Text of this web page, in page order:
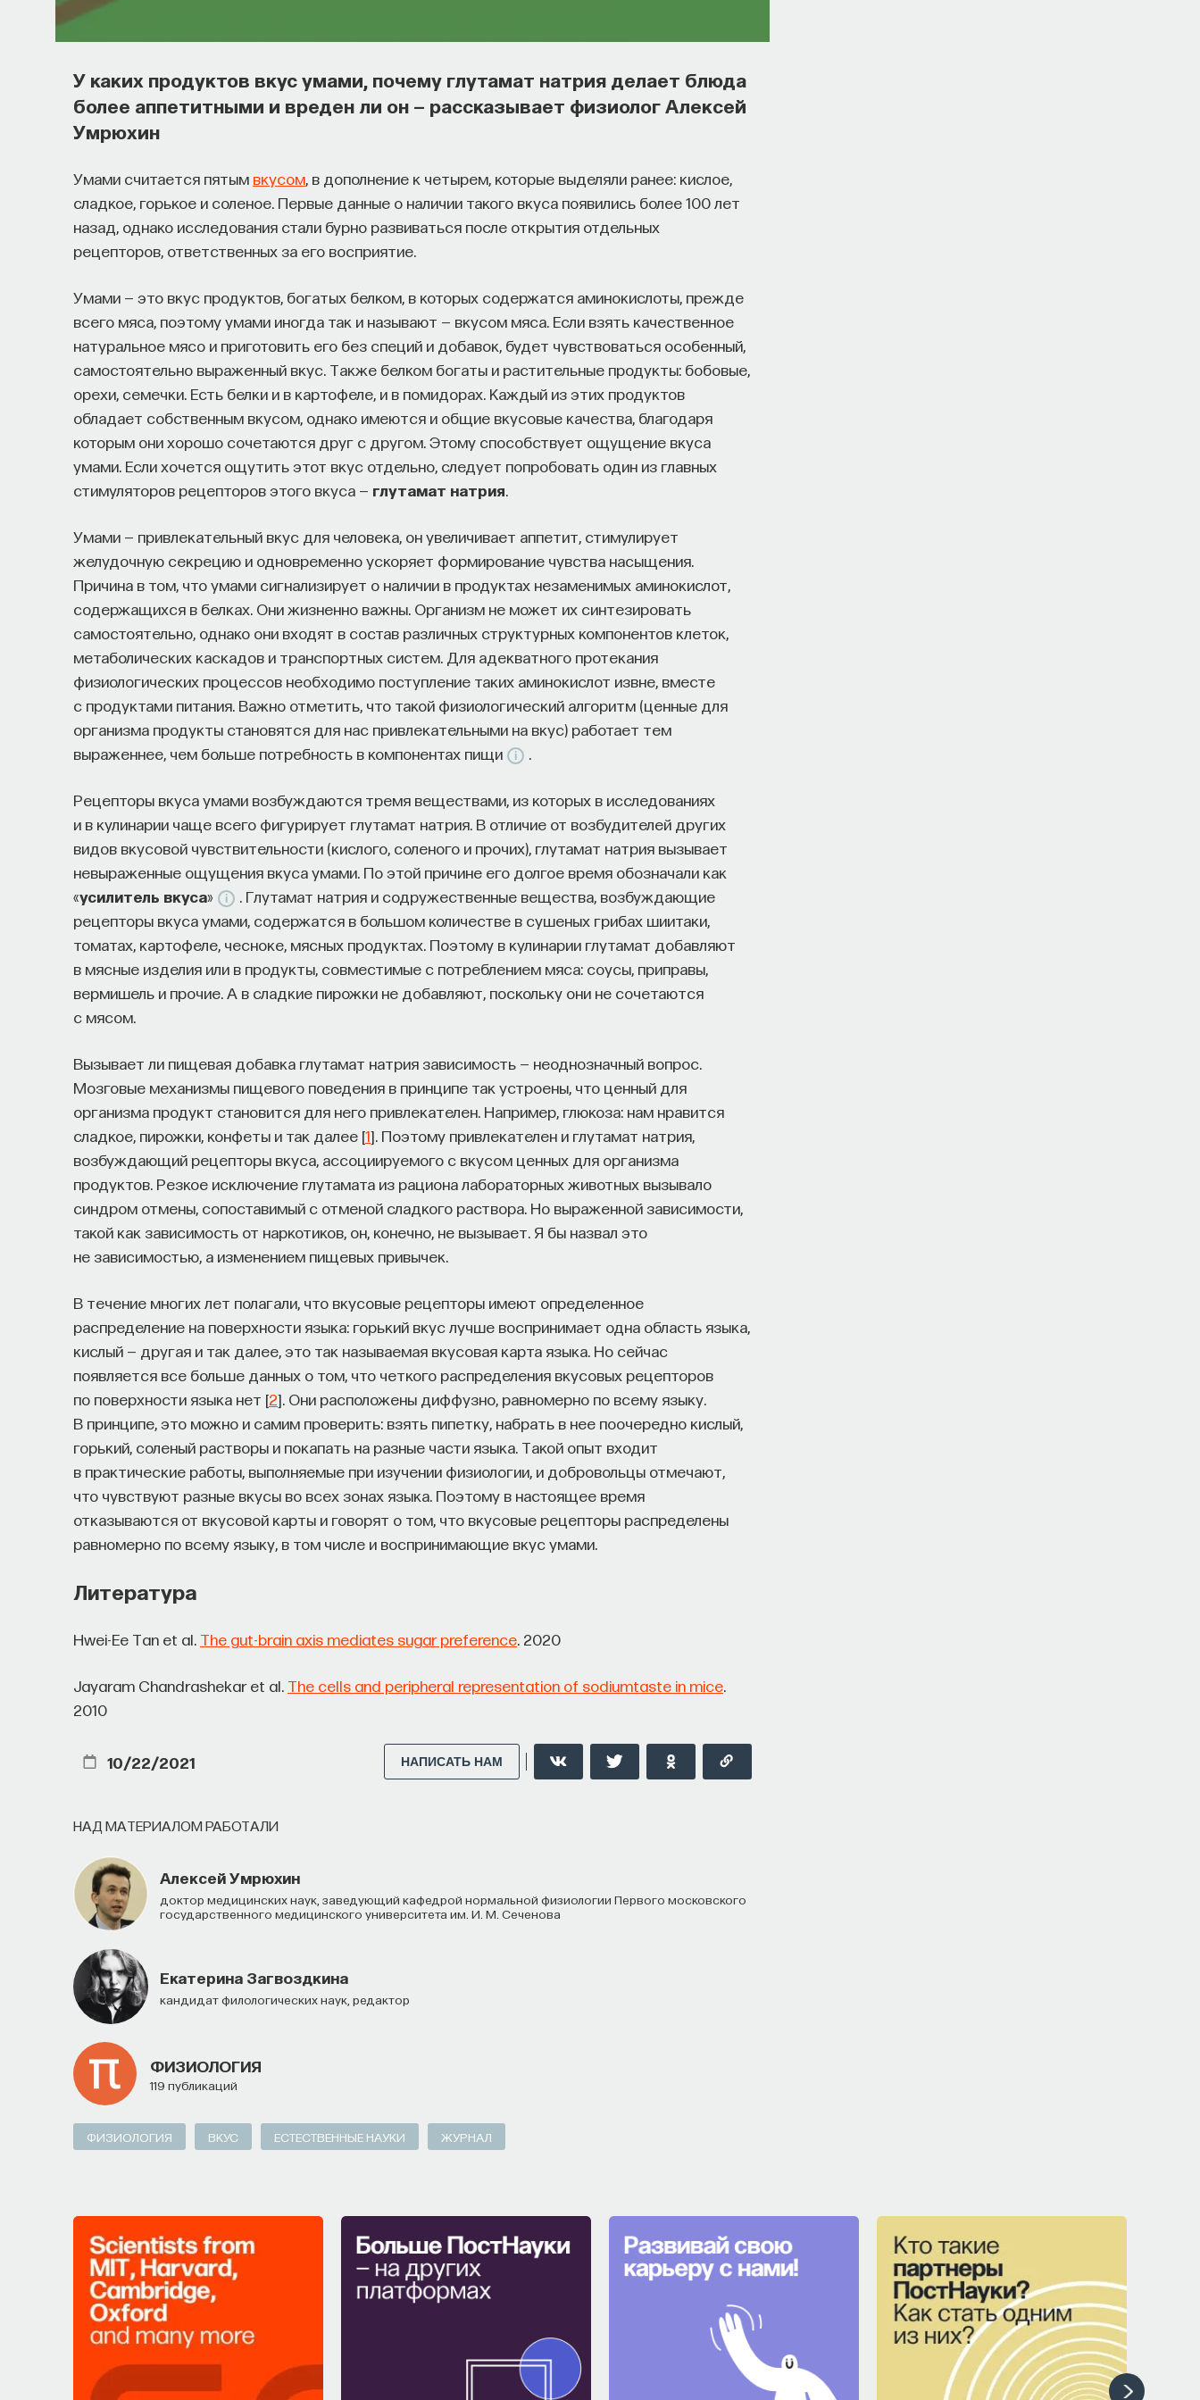
У каких продуктов вкус умами, почему глутамат натрия делает блюда
более аппетитными и вреден ли он — рассказывает физиолог Алексей
Умрюхин
Умами считается пятым вкусом, в дополнение к четырем, которые выделяли ранее: кислое,
сладкое, горькое и соленое. Первые данные о наличии такого вкуса появились более 100 лет
назад, однако исследования стали бурно развиваться после открытия отдельных
рецепторов, ответственных за его восприятие.
Умами — это вкус продуктов, богатых белком, в которых содержатся аминокислоты, прежде
всего мяса, поэтому умами иногда так и называют — вкусом мяса. Если взять качественное
натуральное мясо и приготовить его без специй и добавок, будет чувствоваться особенный,
самостоятельно выраженный вкус. Также белком богаты и растительные продукты: бобовые,
орехи, семечки. Есть белки и в картофеле, и в помидорах. Каждый из этих продуктов
обладает собственным вкусом, однако имеются и общие вкусовые качества, благодаря
которым они хорошо сочетаются друг с другом. Этому способствует ощущение вкуса
умами. Если хочется ощутить этот вкус отдельно, следует попробовать один из главных
стимуляторов рецепторов этого вкуса — глутамат натрия.
Умами — привлекательный вкус для человека, он увеличивает аппетит, стимулирует
желудочную секрецию и одновременно ускоряет формирование чувства насыщения.
Причина в том, что умами сигнализирует о наличии в продуктах незаменимых аминокислот,
содержащихся в белках. Они жизненно важны. Организм не может их синтезировать
самостоятельно, однако они входят в состав различных структурных компонентов клеток,
метаболических каскадов и транспортных систем. Для адекватного протекания
физиологических процессов необходимо поступление таких аминокислот извне, вместе
с продуктами питания. Важно отметить, что такой физиологический алгоритм (ценные для
организма продукты становятся для нас привлекательными на вкус) работает тем
выраженнее, чем больше потребность в компонентах пищи
.
Рецепторы вкуса умами возбуждаются тремя веществами, из которых в исследованиях
и в кулинарии чаще всего фигурирует глутамат натрия. В отличие от возбудителей других
видов вкусовой чувствительности (кислого, соленого и прочих), глутамат натрия вызывает
невыраженные ощущения вкуса умами. По этой причине его долгое время обозначали как
«усилитель вкуса»
. Глутамат натрия и содружественные вещества, возбуждающие
рецепторы вкуса умами, содержатся в большом количестве в сушеных грибах шиитаки,
томатах, картофеле, чесноке, мясных продуктах. Поэтому в кулинарии глутамат добавляют
в мясные изделия или в продукты, совместимые с потреблением мяса: соусы, приправы,
вермишель и прочие. А в сладкие пирожки не добавляют, поскольку они не сочетаются
с мясом.
Вызывает ли пищевая добавка глутамат натрия зависимость — неоднозначный вопрос.
Мозговые механизмы пищевого поведения в принципе так устроены, что ценный для
организма продукт становится для него привлекателен. Например, глюкоза: нам нравится
сладкое, пирожки, конфеты и так далее [1]. Поэтому привлекателен и глутамат натрия,
возбуждающий рецепторы вкуса, ассоциируемого с вкусом ценных для организма
продуктов. Резкое исключение глутамата из рациона лабораторных животных вызывало
синдром отмены, сопоставимый с отменой сладкого раствора. Но выраженной зависимости,
такой как зависимость от наркотиков, он, конечно, не вызывает. Я бы назвал это
не зависимостью, а изменением пищевых привычек.
В течение многих лет полагали, что вкусовые рецепторы имеют определенное
распределение на поверхности языка: горький вкус лучше воспринимает одна область языка,
кислый — другая и так далее, это так называемая вкусовая карта языка. Но сейчас
появляется все больше данных о том, что четкого распределения вкусовых рецепторов
по поверхности языка нет [2]. Они расположены диффузно, равномерно по всему языку.
В принципе, это можно и самим проверить: взять пипетку, набрать в нее поочередно кислый,
горький, соленый растворы и покапать на разные части языка. Такой опыт входит
в практические работы, выполняемые при изучении физиологии, и добровольцы отмечают,
что чувствуют разные вкусы во всех зонах языка. Поэтому в настоящее время
отказываются от вкусовой карты и говорят о том, что вкусовые рецепторы распределены
равномерно по всему языку, в том числе и воспринимающие вкус умами.
Литература
Hwei-Ee Tan et al. The gut-brain axis mediates sugar preference. 2020
Jayaram Chandrashekar et al. The cells and peripheral representation of sodiumtaste in mice.
2010
10/22/2021 НАПИСАТЬ НАМ
НАД МАТЕРИАЛОМ РАБОТАЛИ
Алексей Умрюхин
доктор медицинских наук, заведующий кафедрой нормальной физиологии Первого московского
государственного медицинского университета им. И. М. Сеченова
Екатерина Загвоздкина
кандидат филологических наук, редактор
ФИЗИОЛОГИЯ
119 публикаций
ФИЗИОЛОГИЯ ВКУС ЕСТЕСТВЕННЫЕ НАУКИ ЖУРНАЛ
Основатель ПостНауки Ивар Максутов запускает сервис, который
поможет найти свою нишу в глобальных deep tech и биотех компаниях
В 2012 годуИвар Максутовсоздал проект ПостНаука, который дал голос учёным и навсегда
изменил медийное пространство на русском языке. В 2021 году в Лондоне он основал
компаниюNaukka
Naukka Talents, рекрутинговое агентство, созданное для поддержки специалистов, желающих
работать в глобальных инновационных индустриях.
В ходе работы с научным сообществом Ивар и его команда обнаружили, что инновационные
Исследование аудитории ПостНауки подтвердило масштаб: более 60%слушателей
проекта имеют STEM-образование, при этом32%
заинтересованы в работе
в инновационных компаниях, но не знают, с чего начать.
Специалисты сталкиваются с тремя ключевыми барьерами:
Недостаток информации о глобальных индустриях и карьерных возможностях
мешает поиску подходящих ваканси; ​
Непрозрачные механизмы в инновационных компаниях усложняют процесс
Стереотипы не позволяют эффективно конкурировать на международном рынке​.
Что такое Naukka Talents
Naukka Talents— это не просто рекрутинговый сервис, а комплексная платформа
поддержки специалистов на пути к карьере в глобальных инновационных индустриях. Сервис
помогает преодолеть существующие барьеры через обучение, карьерное сопровождение
и прямые связи с компаниями, заинтересованными ввысококвалифицированныхкадрах.​
Сервис создан для всех, кто хочет найти свой путь в инновационных индустриях:
Специалистов с STEM-образованием, желающих сменить сферу деятельности;
Тех, кто пока не имеет достаточного опыта работы в индустрии, но стремится
развивать необходимые навыки.
Для уже готовых специалистов достаточно оставить информацию о себе: образование, опыт
работы, навыки, интересы и владение иностранными языками. Команда
Naukka Talents
искать, где эти навыки могут быть применены, и поможет найти международную deep tech
или биотех компанию, где человек сможет раскрыть свои таланты.​ Для тех, кто ещё
рассказывающих о разных индустриях и их устройстве.​
Если у вас есть STEM-образование или опыт в исследовательской сфере — это ваш шанс
выйти на глобальный уровень. Помогите вместе приблизить Четвёртую индустриальную
революцию и найти своё место в инновационном будущем! ​
Заполните анкету и загрузите своё резюме, чтобы стать участником программы
https://postnauka.org/link/tal1125_blog1
НАД МАТЕРИАЛОМ РАБОТАЛИ
ПостНаука
команда ПостНауки
Сения Долгачева
редактор ПостНауки
644 публикации
ТЕХНОЛОГИИ МАТЕМАТИКА ОБРАЗОВАНИЕ НАУКА БИОТЕХНОЛОГИИ
ПРОГРАММНАЯ ИНЖЕНЕРИЯ ТОЧНЫЕ НАУКИ СТРОИТЕЛИ БУДУЩЕГО